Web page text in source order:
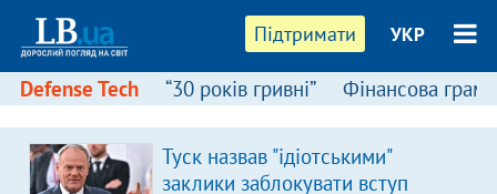
Підтримати УКР
Defense Tech “30 років гривні” Фінансова
Туск назвав "ідіотськими"
заклики заблокувати вступ